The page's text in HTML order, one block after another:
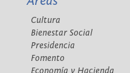
Cultura
Bienestar Social
Presidencia
Fomento
Economía y Hacienda